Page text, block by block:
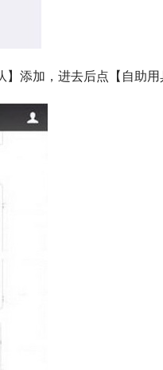
】添加，进去后点【自助